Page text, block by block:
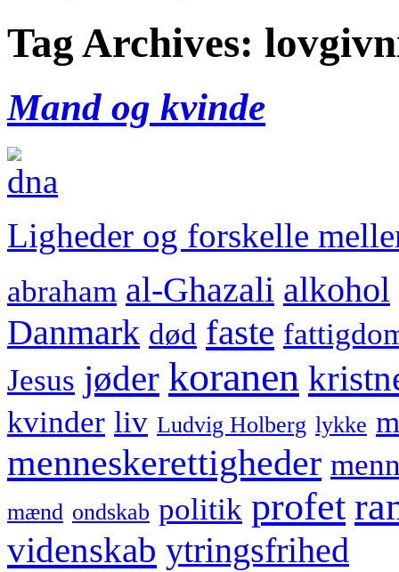
Tag Archives:
Mand og kvinde
Ligheder og forskelle
abraham al-Ghazali alkohol
Danmark død faste
Jesus jøder koranen
kvinder liv Ludvig Holberg lykke
menneskerettigheder
mænd ondskab politik profet
videnskab ytringsfrihed